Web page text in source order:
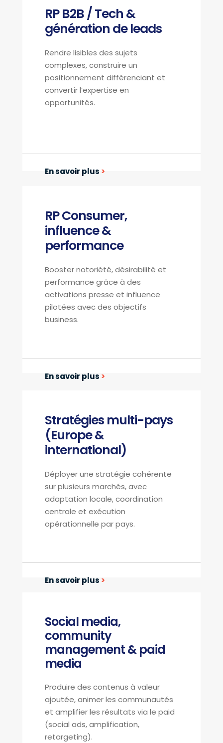
RP B2B / Tech &
génération de leads
Rendre lisibles des sujets
complexes, construire un
positionnement différenciant et
convertir l’expertise en
opportunités.
En savoir plus >
RP Consumer,
influence &
performance
Booster notoriété, désirabilité et
performance grâce à des
activations presse et influence
pilotées avec des objectifs
business.
En savoir plus >
Stratégies multi-pays
(Europe &
international)
Déployer une stratégie cohérente
sur plusieurs marchés, avec
adaptation locale, coordination
centrale et exécution
opérationnelle par pays.
En savoir plus >
Social media,
community
management & paid
media
Produire des contenus à valeur
ajoutée, animer les communautés
et amplifier les résultats via le paid
(social ads, amplification,
retargeting).